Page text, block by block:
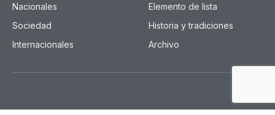
Nacionales
Sociedad
Internacionales
Elemento de lista
Historia y tradiciones
Archivo